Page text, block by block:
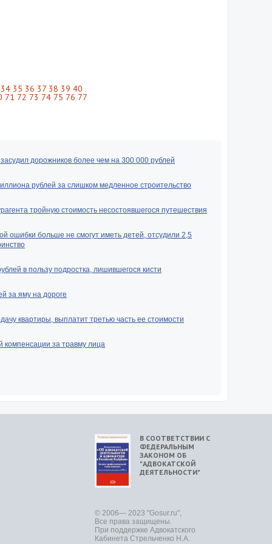
34 35 36 37 38 39 40
71 72 73 74 75 76 77
дорожников более чем на 300 000 рублей
рублей за слишком медленное строительство
тройную стоимость несостоявшегося путешествия
ошибки больше не смогут иметь детей, отсудили 2,5
в пользу подростка, лишившегося кисти
за яму на дороге
квартиры, выплатит третью часть ее стоимости
компенсации за травму лица
В СООТВЕТСТВИИ С
ФЕДЕРАЛЬНЫМ
ЗАКОНОМ ОБ
"АДВОКАТСКОЙ
ДЕЯТЕЛЬНОСТИ"
© 2006— 2023 "Gosur.ru",
Все права защищены.
При поддержке Адвокатского
Кабинета Стрельченко Н.А.